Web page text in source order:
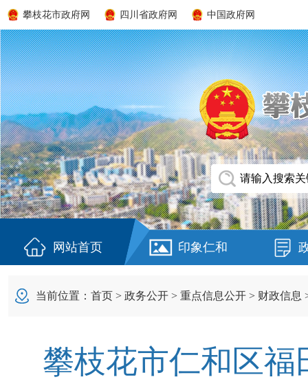
攀枝花市政府网 四川省政府网 中国政府网
网站首页 印象仁和
当前位置： 首页 > 政务公开 > 重点信息公开 > 财政信息
攀枝花市仁和区福